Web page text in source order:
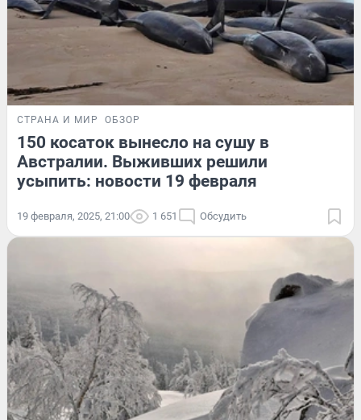
СТРАНА И МИР ОБЗОР
150 косаток вынесло на сушу в
Австралии. Выживших решили
усыпить: новости 19 февраля
19 февраля, 2025, 21:00 1 651 Обсудить